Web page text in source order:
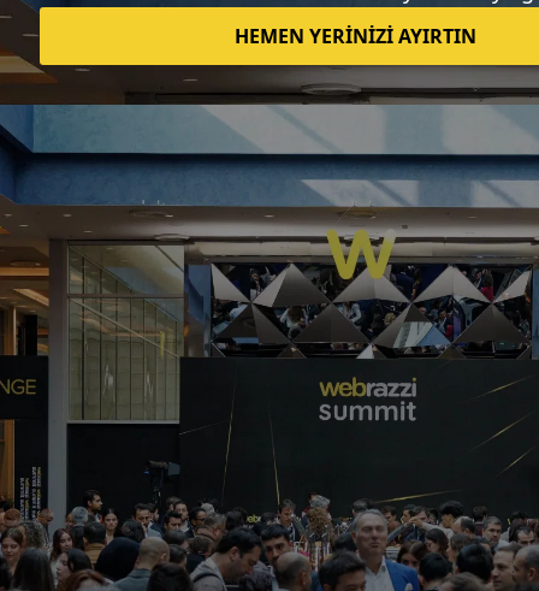
Başkalarıyla beraber çizim yapmanızı
sağlayan uygulama: Scribble Together
Whiteboard